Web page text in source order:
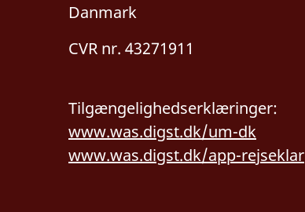
Danmark
CVR nr. 43271911
Tilgængelighedserklæringer:
www.was.digst.dk/um-dk
www.was.digst.dk/app-rejseklar